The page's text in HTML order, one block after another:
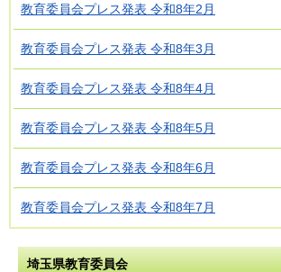
教育委員会プレス発表 令和8年2月
教育委員会プレス発表 令和8年3月
教育委員会プレス発表 令和8年4月
教育委員会プレス発表 令和8年5月
教育委員会プレス発表 令和8年6月
教育委員会プレス発表 令和8年7月
埼玉県教育委員会